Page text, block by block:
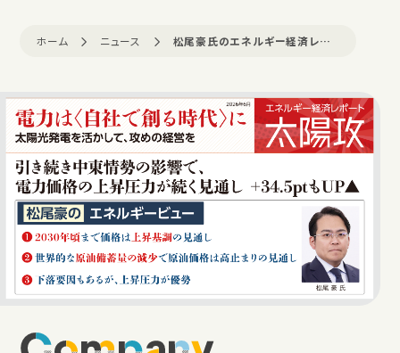
ホーム ニュース 松尾豪氏のエネルギー経済レポート公開